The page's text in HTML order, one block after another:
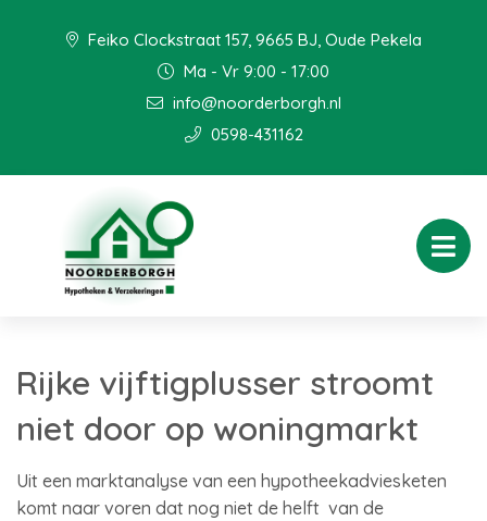
Feiko Clockstraat 157, 9665 BJ, Oude Pekela
Ma - Vr 9:00 - 17:00
info@noorderborgh.nl
0598-431162
Rijke vijftigplusser stroomt
niet door op woningmarkt
Uit een marktanalyse van een hypotheekadviesketen
komt naar voren dat nog niet de helft van de